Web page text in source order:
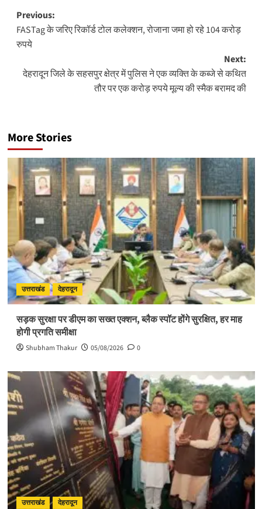
Post
navigation
Previous:
FASTag के जरिए रिकॉर्ड टोल कलेक्शन, रोजाना जमा हो रहे 104 करोड़
रुपये
Next:
देहरादून जिले के सहसपुर क्षेत्र में पुलिस ने एक व्यक्ति के कब्जे से कथित
तौर पर एक करोड़ रुपये मूल्य की स्मैक बरामद की
More Stories
उत्तराखंड देहरादून
सड़क सुरक्षा पर डीएम का सख्त एक्शन, ब्लैक स्पॉट होंगे सुरक्षित, हर माह
होगी प्रगति समीक्षा
Shubham Thakur 05/08/2026 0
उत्तराखंड देहरादून